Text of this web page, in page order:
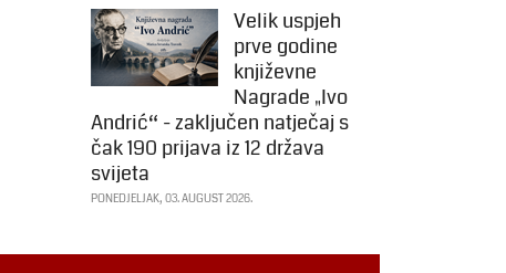
Velik uspjeh
prve godine
književne
Nagrade „Ivo
Andrić“ - zaključen natječaj s
čak 190 prijava iz 12 država
svijeta
PONEDJELJAK, 03. AUGUST 2026.